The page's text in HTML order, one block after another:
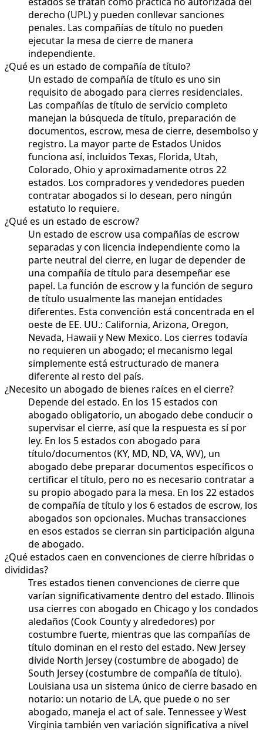
derecho (UPL) y pueden conllevar sanciones
penales. Las compañías de título no pueden
ejecutar la mesa de cierre de manera
independiente.
¿Qué es un estado de compañía de título?
Un estado de compañía de título es uno sin
requisito de abogado para cierres residenciales.
Las compañías de título de servicio completo
manejan la búsqueda de título, preparación de
documentos, escrow, mesa de cierre, desembolso y
registro. La mayor parte de Estados Unidos
funciona así, incluidos Texas, Florida, Utah,
Colorado, Ohio y aproximadamente otros 22
estados. Los compradores y vendedores pueden
contratar abogados si lo desean, pero ningún
estatuto lo requiere.
¿Qué es un estado de escrow?
Un estado de escrow usa compañías de escrow
separadas y con licencia independiente como la
parte neutral del cierre, en lugar de depender de
una compañía de título para desempeñar ese
papel. La función de escrow y la función de seguro
de título usualmente las manejan entidades
diferentes. Esta convención está concentrada en el
oeste de EE. UU.: California, Arizona, Oregon,
Nevada, Hawaii y New Mexico. Los cierres todavía
no requieren un abogado; el mecanismo legal
simplemente está estructurado de manera
diferente al resto del país.
¿Necesito un abogado de bienes raíces en el cierre?
Depende del estado. En los 15 estados con
abogado obligatorio, un abogado debe conducir o
supervisar el cierre, así que la respuesta es sí por
ley. En los 5 estados con abogado para
título/documentos (KY, MD, ND, VA, WV), un
abogado debe preparar documentos específicos o
certificar el título, pero no es necesario contratar a
su propio abogado para la mesa. En los 22 estados
de compañía de título y los 6 estados de escrow, los
abogados son opcionales. Muchas transacciones
en esos estados se cierran sin participación alguna
de abogado.
¿Qué estados caen en convenciones de cierre híbridas o
divididas?
Tres estados tienen convenciones de cierre que
varían significativamente dentro del estado. Illinois
usa cierres con abogado en Chicago y los condados
aledaños (Cook County y alrededores) por
costumbre fuerte, mientras que las compañías de
título dominan en el resto del estado. New Jersey
divide North Jersey (costumbre de abogado) de
South Jersey (costumbre de compañía de título).
Louisiana usa un sistema único de cierre basado en
notario: un notario de LA, que puede o no ser
abogado, maneja el act of sale. Tennessee y West
Virginia también ven variación significativa a nivel